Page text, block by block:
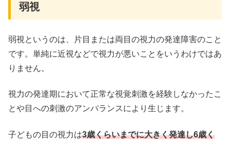
弱視
弱視というのは、片目または両目の視力の発達障害のこと
です。単純に近視などで視力が悪いことをいうわけではあ
りません。
視力の発達期において正常な視覚刺激を経験しなかったこ
とや目への刺激のアンバランスにより生じます。
子どもの目の視力は3歳くらいまでに大きく発達し6歳く